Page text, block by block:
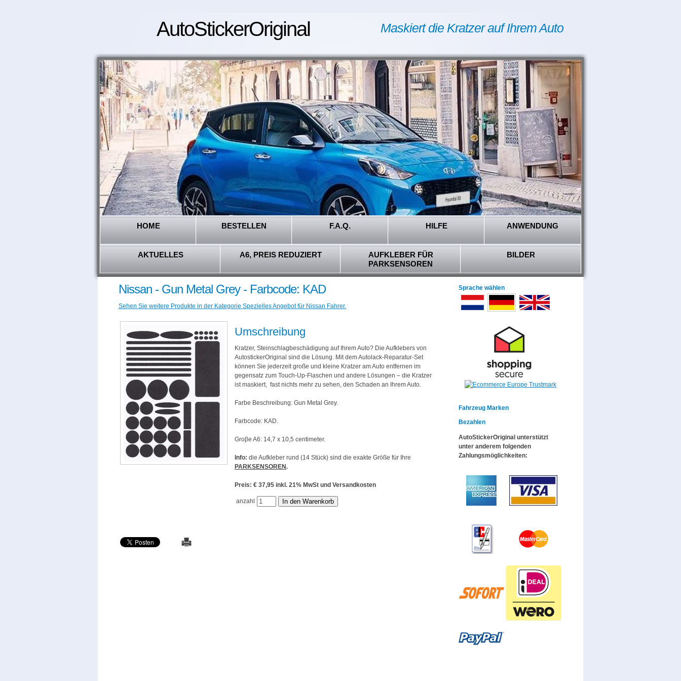
AutoStickerOriginal Maskiert die Kratzer auf Ihrem Auto
HOME BESTELLEN F.A.Q. HILFE ANWENDUNG
AKTUELLES A6, PREIS REDUZIERT
AUFKLEBER FÜR
PARKSENSOREN
BILDER
Nissan - Gun Metal Grey - Farbcode: KAD
Sehen Sie weitere Produkte in der Kategorie Spezielles Angebot für Nissan Fahrer.
Umschreibung
Kratzer, Steinschlagbeschädigung auf Ihrem Auto? Die Aufklebers von
AutostickerOriginal sind die Lösung. Mit dem Autolack-Reparatur-Set
können Sie jederzeit große und kleine Kratzer am Auto entfernen im
gegensatz zum Touch-Up-Flaschen und andere Lösungen – die Kratzer
ist maskiert, fast nichts mehr zu sehen, den Schaden an Ihrem Auto.
Farbe Beschreibung: Gun Metal Grey.
Farbcode: KAD.
Groβe A6: 14,7 x 10,5 centimeter.
Info: die Aufkleber rund (14 Stück) sind die exakte Größe für Ihre
PARKSENSOREN.
Preis: € 37,95 inkl. 21% MwSt und Versandkosten
anzahl
Sprache wählen
Fahrzeug Marken
Bezahlen
AutoStickerOriginal unterstützt
unter anderem folgenden
Zahlungsmöglichkeiten: